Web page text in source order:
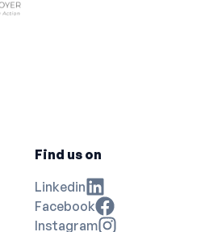
Find us on
Linkedin
Facebook
Instagram